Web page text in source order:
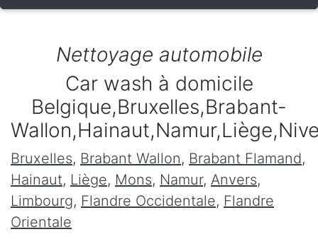
Nettoyage automobile
Car wash à domicile
Belgique,Bruxelles,Brabant-
Bruxelles, Brabant Wallon, Brabant Flamand,
Hainaut, Liège, Mons, Namur, Anvers,
Limbourg, Flandre Occidentale, Flandre
Orientale